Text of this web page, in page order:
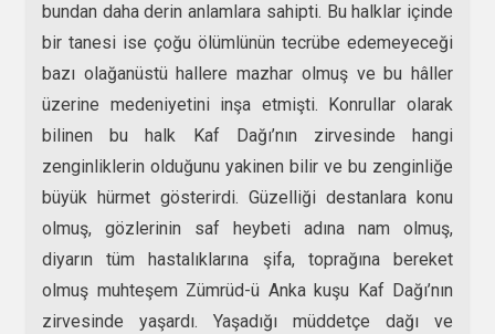
bundan daha derin anlamlara sahipti. Bu halklar içinde
bir tanesi ise çoğu ölümlünün tecrübe edemeyeceği
bazı olağanüstü hallere mazhar olmuş ve bu hâller
üzerine medeniyetini inşa etmişti. Konrullar olarak
bilinen bu halk Kaf Dağı’nın zirvesinde hangi
zenginliklerin olduğunu yakinen bilir ve bu zenginliğe
büyük hürmet gösterirdi. Güzelliği destanlara konu
olmuş, gözlerinin saf heybeti adına nam olmuş,
diyarın tüm hastalıklarına şifa, toprağına bereket
olmuş muhteşem Zümrüd-ü Anka kuşu Kaf Dağı’nın
zirvesinde yaşardı. Yaşadığı müddetçe dağı ve